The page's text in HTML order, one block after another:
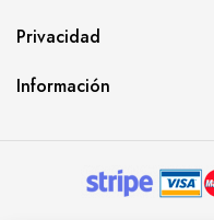
Privacidad
Información